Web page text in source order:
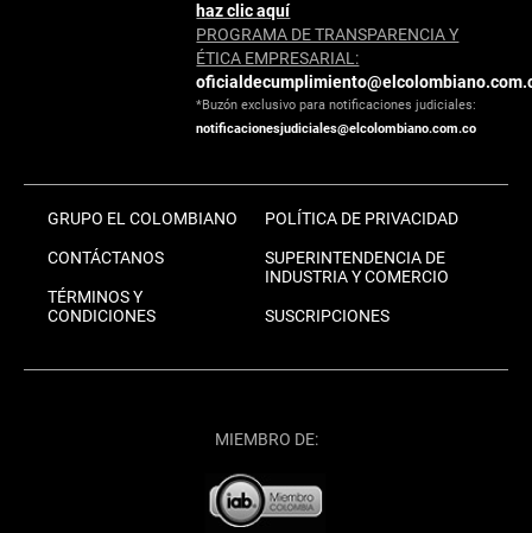
haz clic aquí
PROGRAMA DE TRANSPARENCIA Y
ÉTICA EMPRESARIAL:
*Buzón exclusivo para notificaciones judiciales:
notificacionesjudiciales@elcolombiano.com.co
GRUPO EL COLOMBIANO
CONTÁCTANOS
TÉRMINOS Y
CONDICIONES
POLÍTICA DE PRIVACIDAD
SUPERINTENDENCIA DE
INDUSTRIA Y COMERCIO
SUSCRIPCIONES
MIEMBRO DE: